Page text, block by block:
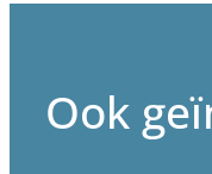
Ook